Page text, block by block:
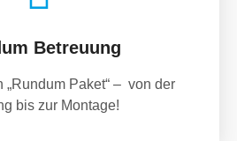
Betreuung
„Rundum Paket“ – von der
bis zur Montage!